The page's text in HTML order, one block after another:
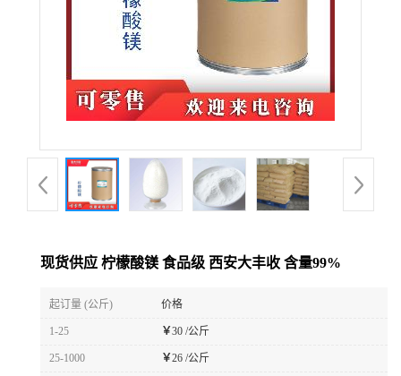
现货供应 柠檬酸镁 食品级 西安大丰收 含量99%
起订量 (公斤) 价格
1-25 ￥30 /公斤
25-1000 ￥26 /公斤